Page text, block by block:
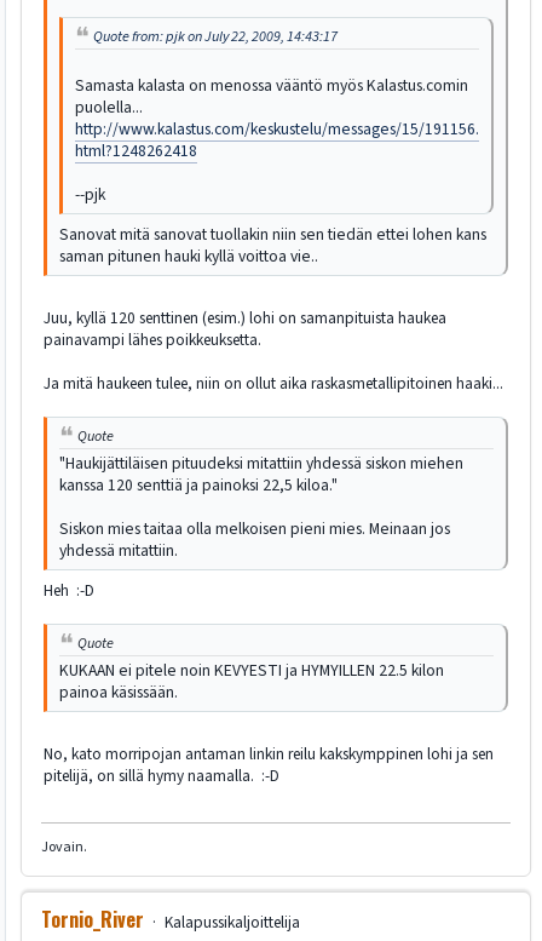
Quote from: pjk on July 22, 2009, 14:43:17
Samasta kalasta on menossa vääntö myös Kalastus.comin
puolella...
http://www.kalastus.com/keskustelu/messages/15/191156.
html?1248262418
--pjk
Sanovat mitä sanovat tuollakin niin sen tiedän ettei lohen kans
saman pitunen hauki kyllä voittoa vie..
Juu, kyllä 120 senttinen (esim.) lohi on samanpituista haukea
painavampi lähes poikkeuksetta.
Ja mitä haukeen tulee, niin on ollut aika raskasmetallipitoinen haaki...
Quote
"Haukijättiläisen pituudeksi mitattiin yhdessä siskon miehen
kanssa 120 senttiä ja painoksi 22,5 kiloa."
Siskon mies taitaa olla melkoisen pieni mies. Meinaan jos
yhdessä mitattiin.
Heh :-D
Quote
KUKAAN ei pitele noin KEVYESTI ja HYMYILLEN 22.5 kilon
painoa käsissään.
No, kato morripojan antaman linkin reilu kakskymppinen lohi ja sen
pitelijä, on sillä hymy naamalla. :-D
Jovain.
Tornio_River Kalapussikaljoittelija